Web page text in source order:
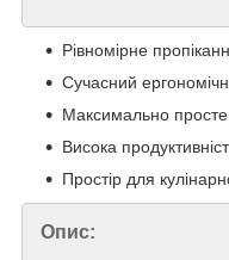
Рівномірне
Сучасний
Максимально
Висока
Простір для
Опис: